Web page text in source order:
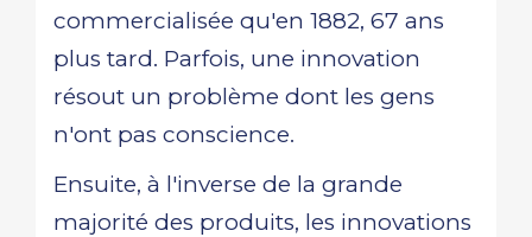
commercialisée qu'en 1882, 67 ans
plus tard. Parfois, une innovation
résout un problème dont les gens
n'ont pas conscience.
Ensuite, à l'inverse de la grande
majorité des produits, les innovations